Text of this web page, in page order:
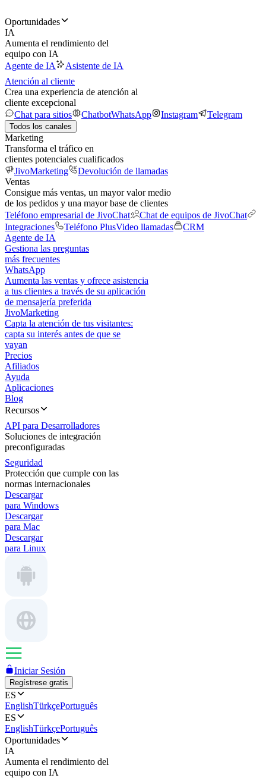
Oportunidades
IA
Aumenta el rendimiento del
equipo con IA
Agente de IA
Asistente de IA
Atención al cliente
Crea una experiencia de atención al
cliente excepcional
Chat para sitios
ChatbotWhatsApp Instagram Telegram
Todos los canales
Marketing
Transforma el tráfico en
clientes potenciales cualificados
JivoMarketing
Devolución de llamadas
Ventas
Consigue más ventas, un mayor valor medio
de los pedidos y una mayor base de clientes
Teléfono empresarial de JivoChat
Chat de equipos de JivoChat
Integraciones
Teléfono PlusVideo llamadas
CRM
Agente de IA
Gestiona las preguntas
más frecuentes
WhatsApp
Aumenta las ventas y ofrece asistencia
a tus clientes a través de su aplicación
de mensajería preferida
JivoMarketing
Capta la atención de tus visitantes:
capta su interés antes de que se
vayan
Precios
Afiliados
Ayuda
Aplicaciones
Blog
Recursos
API para Desarrolladores
Soluciones de integración
preconfiguradas
Seguridad
Protección que cumple con las
normas internacionales
Descargar
para Windows
Descargar
para Mac
Descargar
para Linux
Iniciar Sesión
Regístrese gratis
ES
EnglishTürkçePortuguês
ES
EnglishTürkçePortuguês
Oportunidades
IA
Aumenta el rendimiento del
equipo con IA